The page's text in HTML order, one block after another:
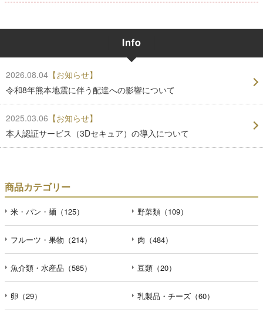
2026.08.04 【お知らせ】
令和8年熊本地震に伴う配達への影響について
2025.03.06 【お知らせ】
本人認証サービス（3Dセキュア）の導入について
商品カテゴリー
米・パン・麺（125） 野菜類（109）
フルーツ・果物（214） 肉（484）
魚介類・水産品（585） 豆類（20）
卵（29） 乳製品・チーズ（60）